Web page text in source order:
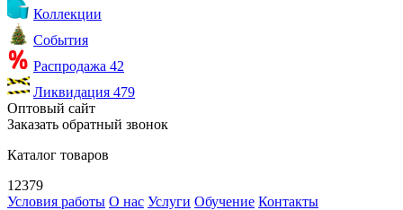
Коллекции
События
Распродажа 42
Ликвидация 479
Оптовый сайт
Заказать обратный звонок
Каталог товаров
12379
Условия работы О нас Услуги Обучение Контакты